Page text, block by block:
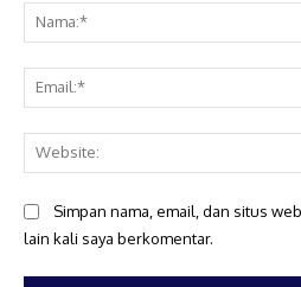
Simpan nama, email, dan situs
lain kali saya berkomentar.